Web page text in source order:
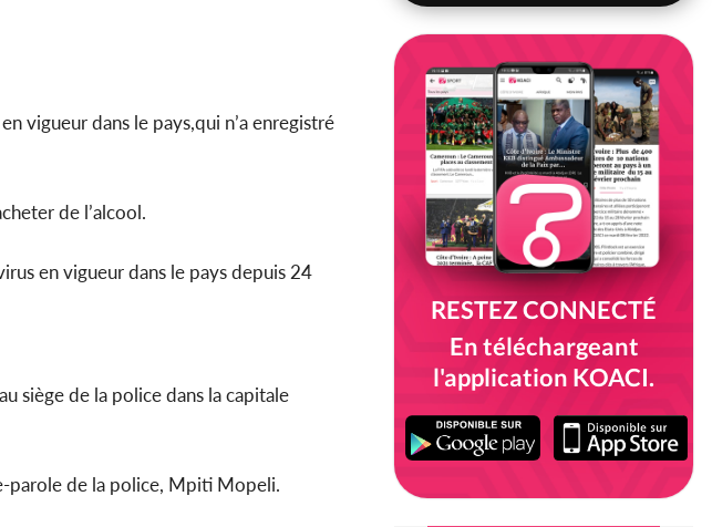
vigueur dans le pays,qui n’a enregistré
de l’alcool.
en vigueur dans le pays depuis 24
siège de la police dans la capitale
parole de la police, Mpiti Mopeli.
RESTEZ CONNECTÉ
En téléchargeant
l'application KOACI.